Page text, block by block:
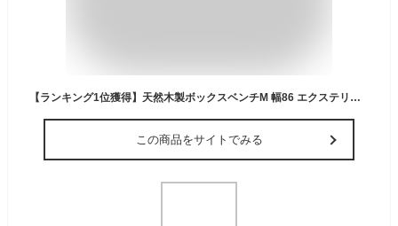
【ランキング1位獲得】天然木製ボックスベンチM 幅86 エクステリア ガーデンファニチャー ガーデンファニチャー ベンチ 縁台BB-T86 スツール 木製 椅子 収納 倉庫 ウッドボックス 物置 庭 物入れ ポリタンク 大容量 ガーデン 屋外 エクステリア ベンチストッカー
この商品をサイトでみる